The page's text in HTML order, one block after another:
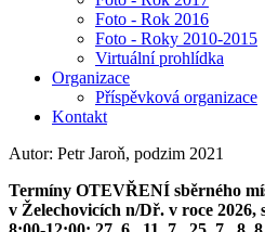
Foto - Rok 2016
Foto - Roky 2010-2015
Virtuální prohlídka
Organizace
Příspěvková organizace
Kontakt
Autor: Petr Jaroň, podzim 2021
Termíny OTEVŘENÍ sběrného
v Želechovicích n/Dř. v roce 2026,